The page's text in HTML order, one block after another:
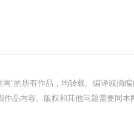
网"的所有作品，均转载、编译或摘
品内容、版权和其他问题需要同本